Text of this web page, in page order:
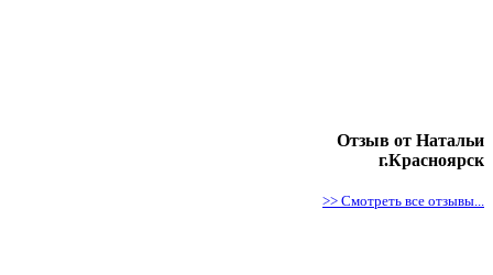
Отзыв от Натальи
г.Красноярск
>> Смотреть все отзывы...